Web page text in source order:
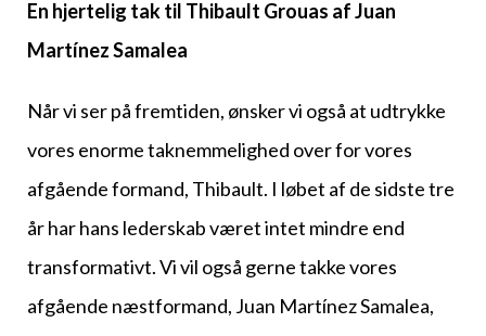
En hjertelig tak til Thibault Grouas af Juan
Martínez Samalea
Når vi ser på fremtiden, ønsker vi også at udtrykke
vores enorme taknemmelighed over for vores
afgående formand, Thibault. I løbet af de sidste tre
år har hans lederskab været intet mindre end
transformativt. Vi vil også gerne takke vores
afgående næstformand, Juan Martínez Samalea,